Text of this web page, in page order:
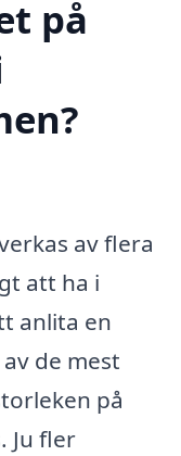
på
av flera
att ha i
anlita en
de mest
på
Ju fler